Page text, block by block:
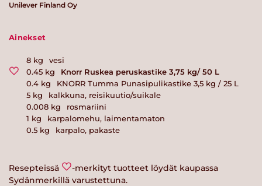
Unilever Finland Oy
Ainekset
8 kg
vesi
0.45 kg
Knorr Ruskea peruskastike 3,75 kg/ 50 L
0.4 kg
KNORR Tumma Punasipulikastike 3,5 kg / 25 L
5 kg
kalkkuna, reisikuutio/suikale
0.008 kg
rosmariini
1 kg
karpalomehu, laimentamaton
0.5 kg karpalo, pakaste
Resepteissä
-merkityt tuotteet löydät kaupassa
Sydänmerkillä varustettuna.